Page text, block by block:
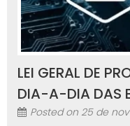
LEI GERAL DE
DIA-A-DIA DAS
Posted on 25 de